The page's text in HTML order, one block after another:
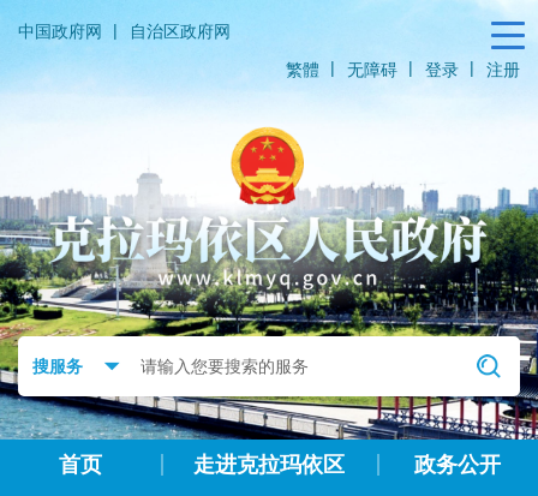
中国政府网 |
自治区政府网
繁體
| 无障碍 | 登录 | 注册
首页 走进克拉玛依区
政务公开